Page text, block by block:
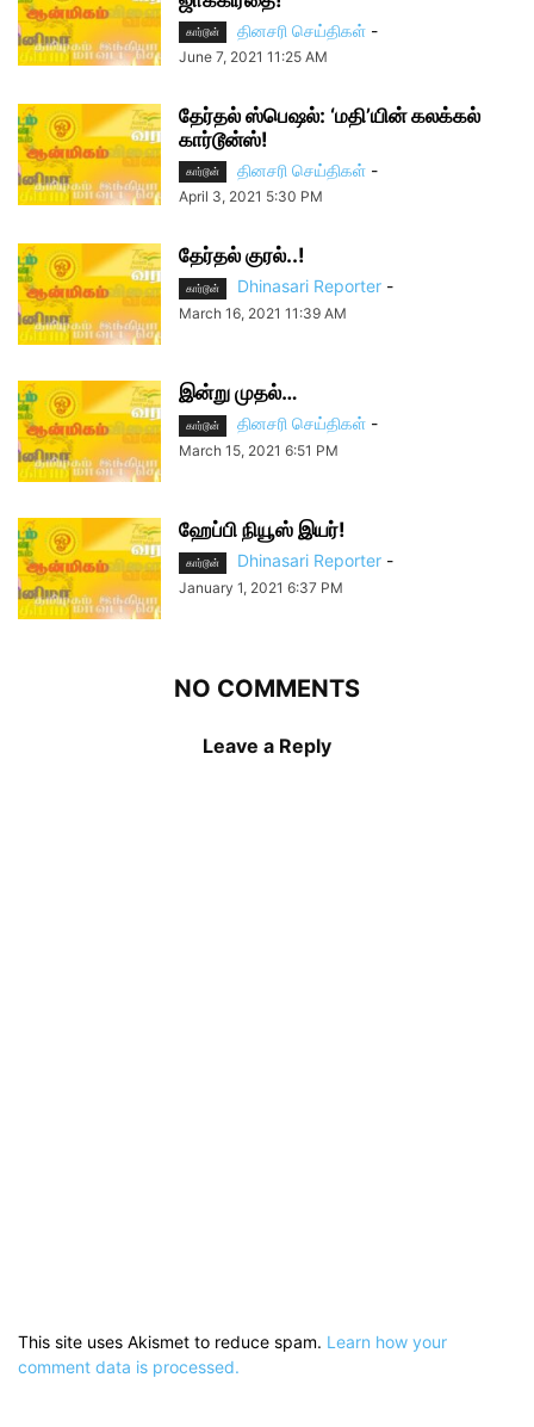
கார்டூன் தினசரி செய்திகள் -
June 7, 2021 11:25 AM
தேர்தல் ஸ்பெஷல்: ‘மதி’யின் கலக்கல்
கார்டூன்ஸ்!
கார்டூன் தினசரி செய்திகள் -
April 3, 2021 5:30 PM
தேர்தல் குரல்..!
கார்டூன் Dhinasari Reporter -
March 16, 2021 11:39 AM
இன்று முதல்…
கார்டூன் தினசரி செய்திகள் -
March 15, 2021 6:51 PM
ஹேப்பி நியூஸ் இயர்!
கார்டூன் Dhinasari Reporter -
January 1, 2021 6:37 PM
NO COMMENTS
Leave a Reply
This site uses Akismet to reduce spam. Learn how your
comment data is processed.